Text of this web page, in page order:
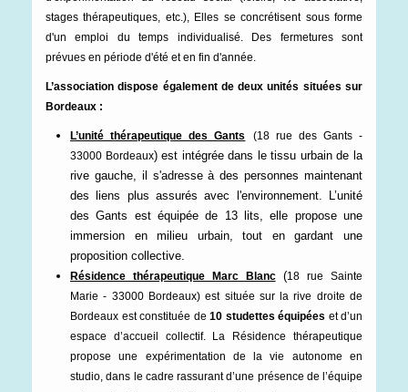
stages thérapeutiques, etc.), Elles se concrétisent sous forme
d'un emploi du temps individualisé.
Des fermetures sont
prévues en période d'été et en fin d'année.
L’association dispose également de deux unités situées sur
Bordeaux :
L’unité thérapeutique des Gants
(18 rue des Gants -
33000 Bordeaux) est intégrée dans le tissu urbain de la
rive gauche, il s'adresse à des personnes maintenant
des liens plus assurés avec l'environnement. L’unité
des Gants est équipée de 13 lits, elle propose une
immersion en milieu urbain, tout en gardant une
proposition collective.
Résidence thérapeutique Marc Blanc(18 rue Sainte
Marie - 33000 Bordeaux) est située sur la rive droite de
Bordeaux est constituée de 10 studettes équipées et d’un
espace d’accueil collectif. La Résidence thérapeutique
propose une expérimentation de la vie autonome en
studio, dans le cadre rassurant d’une présence de l’équipe